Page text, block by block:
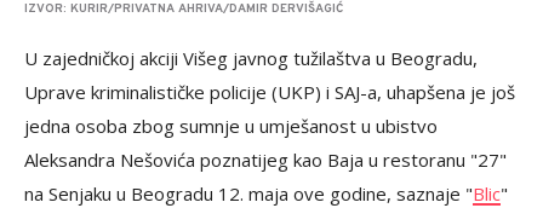
IZVOR: KURIR/PRIVATNA AHRIVA/DAMIR DERVIŠAGIĆ
U zajedničkoj akciji Višeg javnog tužilaštva u Beogradu,
Uprave kriminalističke policije (UKP) i SAJ-a, uhapšena je još
jedna osoba zbog sumnje u umješanost u ubistvo
Aleksandra Nešovića poznatijeg kao Baja u restoranu "27"
na Senjaku u Beogradu 12. maja ove godine, saznaje "Blic"